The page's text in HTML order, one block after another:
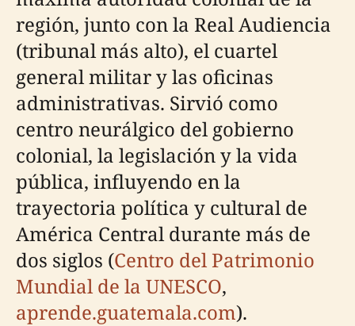
región, junto con la Real Audiencia
(tribunal más alto), el cuartel
general militar y las oficinas
administrativas. Sirvió como
centro neurálgico del gobierno
colonial, la legislación y la vida
pública, influyendo en la
trayectoria política y cultural de
América Central durante más de
dos siglos (Centro del Patrimonio
Mundial de la UNESCO,
aprende.guatemala.com).